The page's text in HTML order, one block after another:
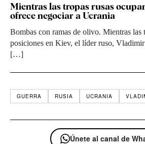
Mientras las tropas rusas
ofrece negociar a Ucrania
Bombas con ramas de olivo. Mientras las
posiciones en Kiev, el líder ruso,
[…]
GUERRA RUSIA UCRANIA
Únete al canal de